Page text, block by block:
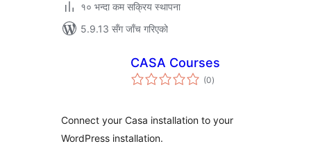
१० भन्दा कम सक्रिय स्थापना
5.9.13 सँग जाँच गरिएको
CASA Courses
(0कुल
रेटिङ्गहरू
)
Connect your Casa installation to your
WordPress installation.